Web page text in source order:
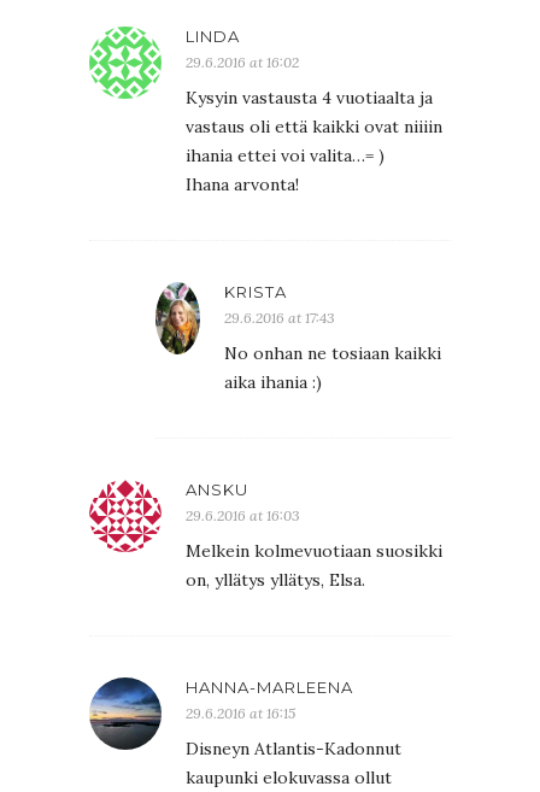
LINDA
29.6.2016 at 16:02
Kysyin vastausta 4 vuotiaalta ja
vastaus oli että kaikki ovat niiiin
ihania ettei voi valita…= )
Ihana arvonta!
KRISTA
29.6.2016 at 17:43
No onhan ne tosiaan kaikki
aika ihania :)
ANSKU
29.6.2016 at 16:03
Melkein kolmevuotiaan suosikki
on, yllätys yllätys, Elsa.
HANNA-MARLEENA
29.6.2016 at 16:15
Disneyn Atlantis-Kadonnut
kaupunki elokuvassa ollut